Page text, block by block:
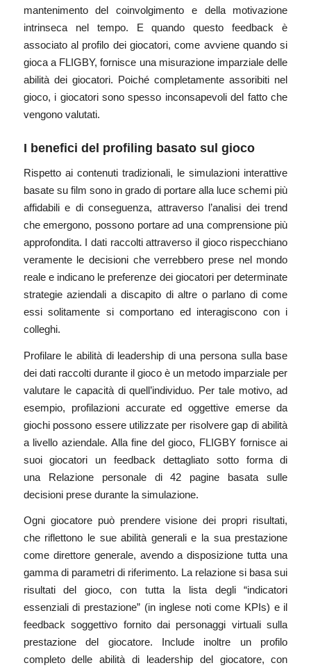
mantenimento del coinvolgimento e della motivazione
intrinseca nel tempo. E quando questo feedback è
associato al profilo dei giocatori, come avviene quando si
gioca a FLIGBY, fornisce una misurazione imparziale delle
abilità dei giocatori. Poiché completamente assoribiti nel
gioco, i giocatori sono spesso inconsapevoli del fatto che
vengono valutati.
I benefici del profiling basato sul gioco
Rispetto ai contenuti tradizionali, lesimulazioni interattive
basate su film sono in grado di portare alla luce schemi più
affidabili e di conseguenza, attraverso l’analisi dei trend
che emergono, possono portare ad una comprensione più
approfondita. I dati raccolti attraverso il gioco rispecchiano
veramente le decisioni che verrebbero prese nel mondo
reale e indicano le preferenze dei giocatori per determinate
strategie aziendali a discapito di altre o parlano di come
essi solitamente si comportano ed interagiscono con i
colleghi.
Profilare le abilità di leadership di una persona sulla base
dei dati raccolti durante il gioco è un metodo imparziale per
valutare le capacità di quell’individuo. Per tale motivo, ad
esempio, profilazioni accurate ed oggettive emerse da
giochi possono essere utilizzate per risolvere gap di abilità
a livello aziendale. Alla fine del gioco, FLIGBY fornisce ai
suoi giocatori un feedback dettagliato sotto forma di
una Relazione personale di 42 pagine basata sulle
decisioni prese durante la simulazione.
Ogni giocatore può prendere visione dei propri risultati,
che riflettono le sue abilità generali e la sua prestazione
come direttore generale, avendo a disposizione tutta una
gamma di parametri di riferimento. La relazione si basa sui
risultati del gioco, con tutta la lista degli “indicatori
essenziali di prestazione” (in inglese noti come KPIs) e il
feedback soggettivo fornito dai personaggi virtuali sulla
prestazione del giocatore. Include inoltre un profilo
completo delle abilità di leadership del giocatore, con